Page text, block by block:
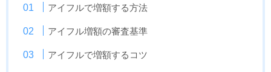
アイフルで増額する方法
アイフル増額の審査基準
アイフルで増額するコツ